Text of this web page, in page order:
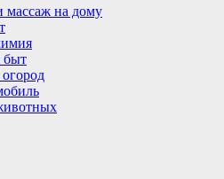
массаж на дому
быт